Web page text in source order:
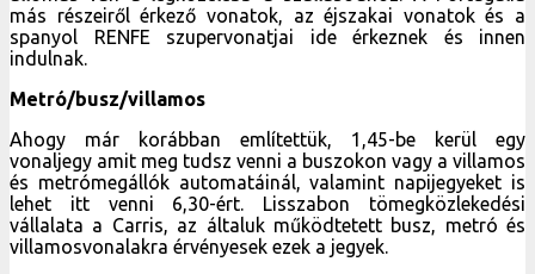
más részeiről érkező vonatok, az éjszakai vonatok és a
spanyol RENFE szupervonatjai ide érkeznek és innen
indulnak.
Metró/busz/villamos
Ahogy már korábban említettük, 1,45-be kerül egy
vonaljegy amit meg tudsz venni a buszokon vagy a villamos
és metrómegállók automatáinál, valamint napijegyeket is
lehet itt venni 6,30-ért. Lisszabon tömegközlekedési
vállalata a Carris, az általuk működtetett busz, metró és
villamosvonalakra érvényesek ezek a jegyek.